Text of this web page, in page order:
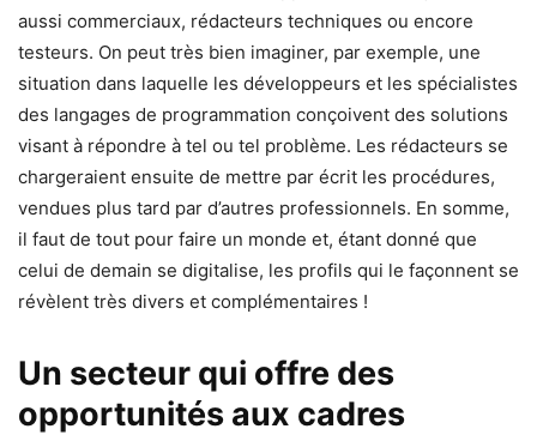
aussi commerciaux, rédacteurs techniques ou encore
testeurs. On peut très bien imaginer, par exemple, une
situation dans laquelle les développeurs et les spécialistes
des langages de programmation conçoivent des solutions
visant à répondre à tel ou tel problème. Les rédacteurs se
chargeraient ensuite de mettre par écrit les procédures,
vendues plus tard par d’autres professionnels. En somme,
il faut de tout pour faire un monde et, étant donné que
celui de demain se digitalise, les profils qui le façonnent se
révèlent très divers et complémentaires !
Un secteur qui offre des
opportunités aux cadres